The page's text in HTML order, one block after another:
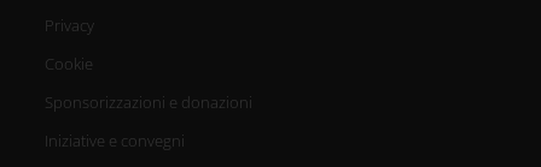
Privacy
Cookie
Sponsorizzazioni e donazioni
Iniziative e convegni